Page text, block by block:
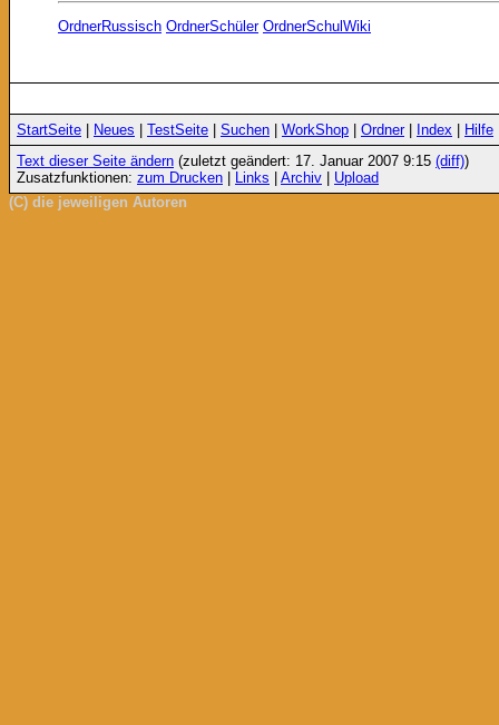
OrdnerRussisch OrdnerSchüler OrdnerSchulWiki
StartSeite Neues TestSeite Suchen WorkShop Ordner| Index Hilfe
Text dieser Seite ändern (zuletzt geändert: 17. Januar 2007 9:15 (diff))
Zusatzfunktionen: zum Drucken Links Archiv
Upload
(C) die jeweiligen Autoren